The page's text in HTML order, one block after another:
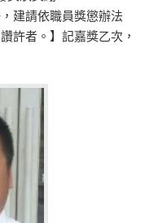
建請依職員獎懲辦法
許者。】記嘉獎乙次，